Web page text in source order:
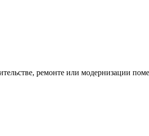
ремонте или модернизации